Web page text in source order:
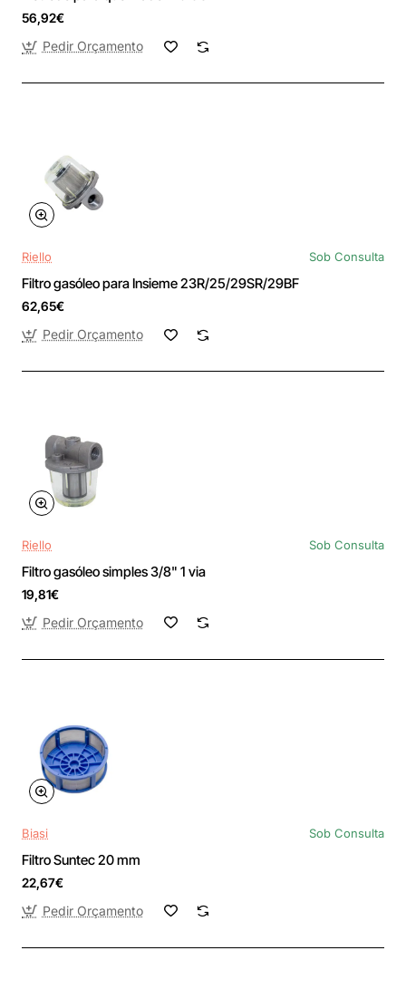
56,92€
Pedir Orçamento
Riello Sob Consulta
Filtro gasóleo para Insieme 23R/25/29SR/29BF
62,65€
Pedir Orçamento
Riello Sob Consulta
Filtro gasóleo simples 3/8" 1 via
19,81€
Pedir Orçamento
Biasi Sob Consulta
Filtro Suntec 20 mm
22,67€
Pedir Orçamento